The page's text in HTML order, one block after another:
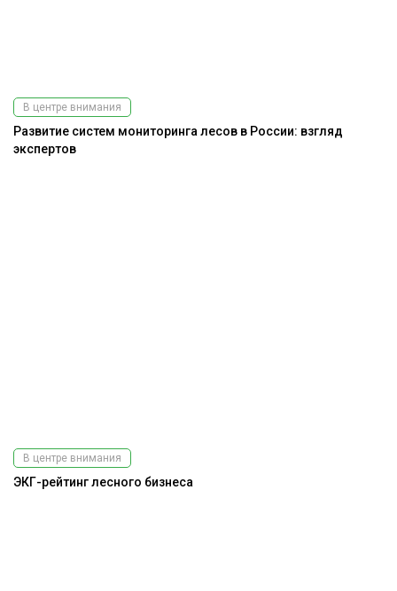
В центре внимания
Развитие систем мониторинга лесов в России: взгляд
экспертов
В центре внимания
ЭКГ-рейтинг лесного бизнеса